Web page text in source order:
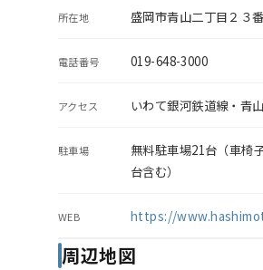
所在地 盛岡市青山二丁目２３
電話番号 019-648-3000
アクセス いわて銀河鉄道線・青
駐車場
無料駐車場21台（車椅
台含む）
WEB https://
周辺地図